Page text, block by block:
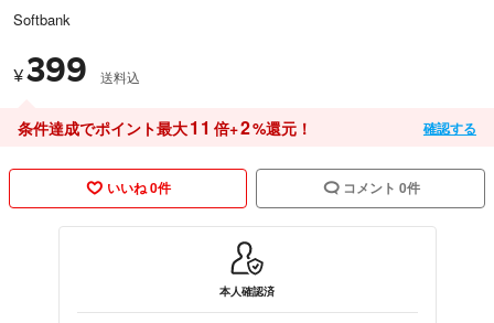
Softbank
¥399 送料込
条件達成でポイント最大11 倍+2%還元！ 確認する
いいね 0件 コメント 0件
本人確認済